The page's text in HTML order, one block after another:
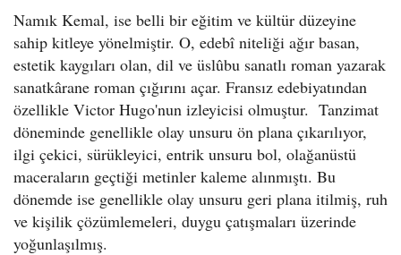
Namık Kemal, ise belli bir eğitim ve kültür düzeyine
sahip kitleye yönelmiştir. O, edebî niteliği ağır basan,
estetik kaygıları olan, dil ve üslûbu sanatlı roman yazarak
sanatkârane roman çığırını açar. Fransız edebiyatından
özellikle Victor Hugo'nun izleyicisi olmuştur. Tanzimat
döneminde genellikle olay unsuru ön plana çıkarılıyor,
ilgi çekici, sürükleyici, entrik unsuru bol, olağanüstü
maceraların geçtiği metinler kaleme alınmıştı. Bu
dönemde ise genellikle olay unsuru geri plana itilmiş, ruh
ve kişilik çözümlemeleri, duygu çatışmaları üzerinde
yoğunlaşılmış.